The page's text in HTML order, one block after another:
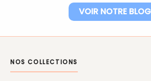
VOIR NOTRE BLOG
NOS COLLECTIONS